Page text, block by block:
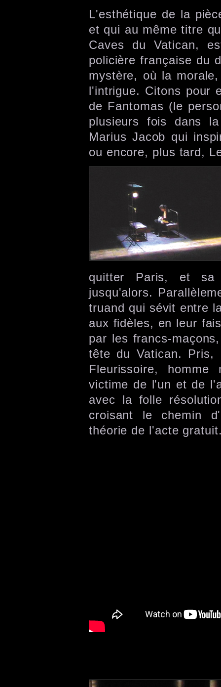
L'esthétique de la
et qui au même titre
Caves du Vatican,
policière française du
mystère, où la
l'intrigue. Citons pour
de Fantomas (le
plusieurs fois dans
Marius Jacob qui
ou encore, plus tard,
quitter Paris, et sa
jusqu'alors.
truand qui sévit entre
aux fidèles, en leur
par les francs-
tête du Vatican. Pris,
Fleurissoire,
victime de l'un et de
avec la folle
croisant le chemin
théorie de l'acte